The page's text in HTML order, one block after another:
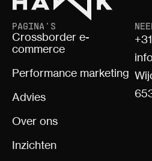
PAGINA'S
Crossborder e-
commerce
Performance marketing
Advies
Over ons
Inzichten